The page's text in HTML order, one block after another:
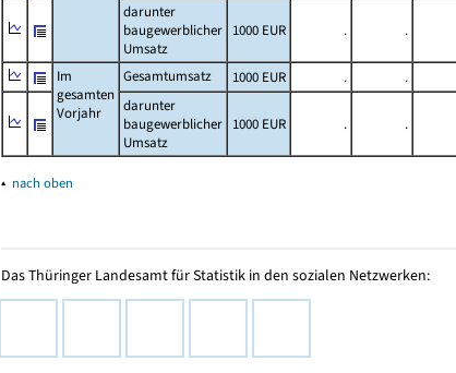
darunter
baugewerblicher
Umsatz
1000 EUR . .
Im
gesamten
Vorjahr
Gesamtumsatz 1000 EUR . .
darunter
baugewerblicher
Umsatz
1000 EUR . .
▴ nach oben
Das Thüringer Landesamt für Statistik in den sozialen Netzwerken: